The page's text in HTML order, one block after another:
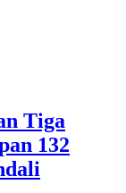
Tiga
132